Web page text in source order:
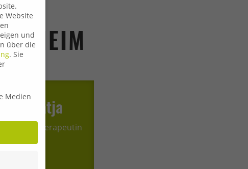
Katja
Physiotherapeutin
Website
und
über die
. Sie
Medien